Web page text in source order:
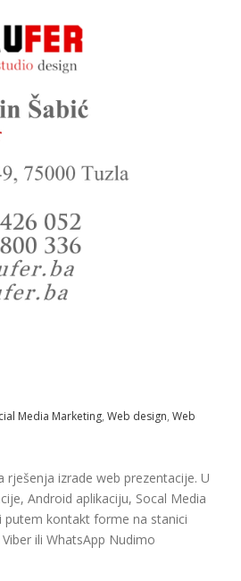
Media Marketing, Web design, Web
rješenja izrade web prezentacije. U
Android aplikaciju, Socal Media
putem kontakt forme na stanici
ili WhatsApp Nudimo